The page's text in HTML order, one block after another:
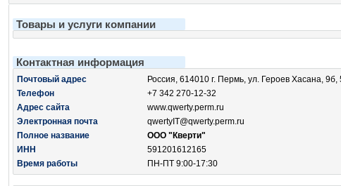
Товары и услуги компании
Контактная информация
Почтовый адрес
Россия, 614010 г. Пермь, ул. Героев Хасана, 9б,
Телефон
+7 342 270-12-32
Адрес сайта
www.qwerty.perm.ru
Электронная почта
qwertyIT@qwerty.perm.ru
Полное название
ООО "Кверти"
ИНН
591201612165
Время работы
ПН-ПТ 9:00-17:30